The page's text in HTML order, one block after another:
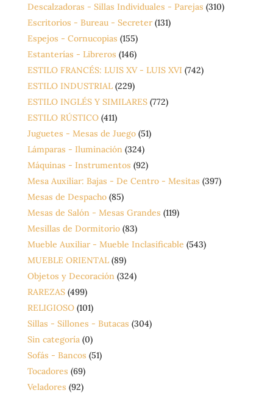
Descalzadoras - Sillas Individuales - Parejas (310)
Escritorios - Bureau - Secreter (131)
Espejos - Cornucopias (155)
Estanterías - Libreros (146)
ESTILO FRANCÉS: LUIS XV - LUIS XVI (742)
ESTILO INDUSTRIAL (229)
ESTILO INGLÉS Y SIMILARES (772)
ESTILO RÚSTICO (411)
Juguetes - Mesas de Juego (51)
Lámparas - Iluminación (324)
Máquinas - Instrumentos (92)
Mesa Auxiliar: Bajas - De Centro - Mesitas (397)
Mesas de Despacho (85)
Mesas de Salón - Mesas Grandes (119)
Mesillas de Dormitorio (83)
Mueble Auxiliar - Mueble Inclasificable (543)
MUEBLE ORIENTAL (89)
Objetos y Decoración (324)
RAREZAS (499)
RELIGIOSO (101)
Sillas - Sillones - Butacas (304)
Sin categoría (0)
Sofás - Bancos (51)
Tocadores (69)
Veladores (92)